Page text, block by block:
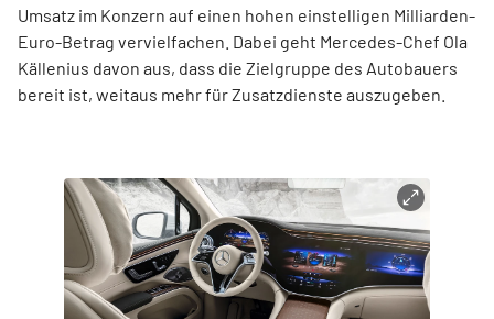
Umsatz im Konzern auf einen hohen einstelligen Milliarden-
Euro-Betrag vervielfachen. Dabei geht Mercedes-Chef Ola
Källenius davon aus, dass die Zielgruppe des Autobauers
bereit ist, weitaus mehr für Zusatzdienste auszugeben.